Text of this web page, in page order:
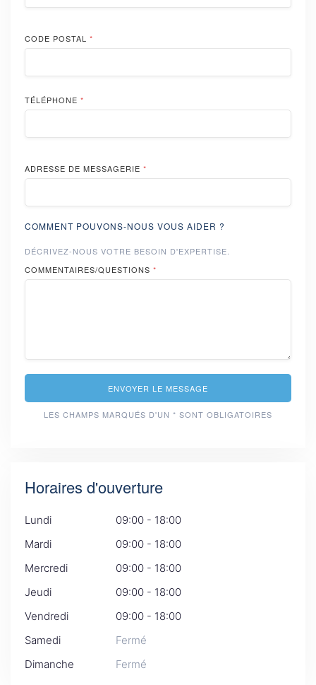
CODE POSTAL *
TÉLÉPHONE *
ADRESSE DE MESSAGERIE *
COMMENT POUVONS-NOUS VOUS AIDER ?
DÉCRIVEZ-NOUS VOTRE BESOIN D'EXPERTISE.
COMMENTAIRES/QUESTIONS *
ENVOYER LE MESSAGE
LES CHAMPS MARQUÉS D'UN * SONT OBLIGATOIRES
Horaires d'ouverture
Lundi
09:00 - 18:00
Mardi
09:00 - 18:00
Mercredi
09:00 - 18:00
Jeudi
09:00 - 18:00
Vendredi
09:00 - 18:00
Samedi
Fermé
Dimanche
Fermé